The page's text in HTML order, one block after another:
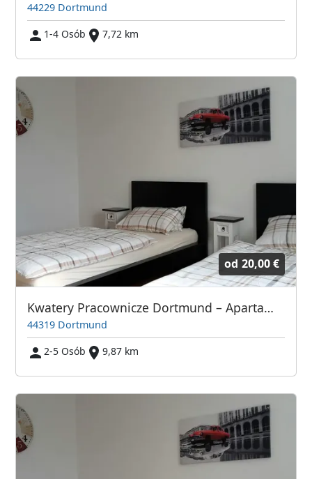
44229 Dortmund
1-4 Osób
7,72 km
od 20,00 €
Kwatery Pracownicze Dortmund – Apartamenty dla firm
44319 Dortmund
2-5 Osób
9,87 km